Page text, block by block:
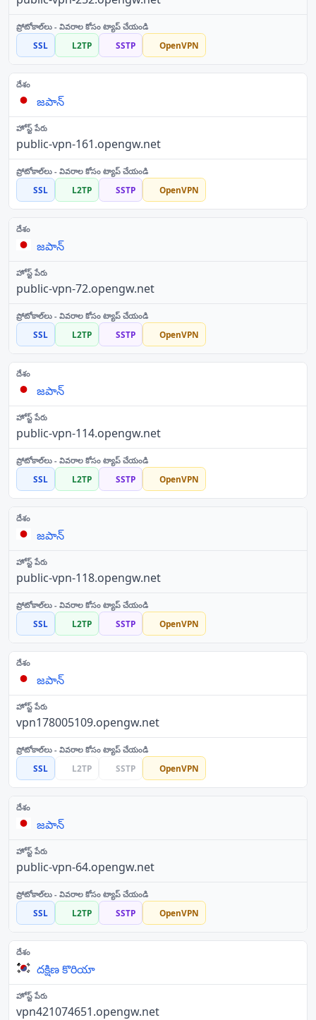
SSL L2TP SSTP OpenVPN
జపాన్
public-vpn-161.opengw.net
SSL L2TP SSTP OpenVPN
జపాన్
public-vpn-72.opengw.net
SSL L2TP SSTP OpenVPN
జపాన్
public-vpn-114.opengw.net
SSL L2TP SSTP OpenVPN
జపాన్
public-vpn-118.opengw.net
SSL L2TP SSTP OpenVPN
జపాన్
vpn178005109.opengw.net
SSL L2TP SSTP OpenVPN
జపాన్
public-vpn-64.opengw.net
SSL L2TP SSTP OpenVPN
దక్షిణ కొరియా
vpn421074651.opengw.net